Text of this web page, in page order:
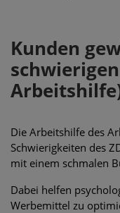
Kunden
Die Arbeitshilfe des
Schwierigkeiten des
mit einem schmalen
Dabei helfen
Werbemittel zu